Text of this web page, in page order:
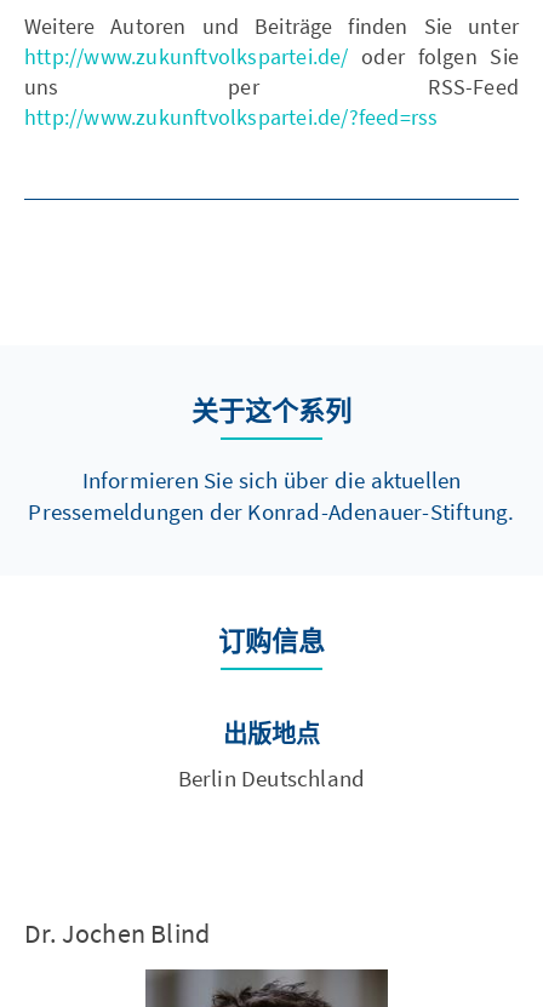
Weitere Autoren und Beiträge finden Sie unter
http://www.zukunftvolkspartei.de/ oder folgen Sie
uns per RSS-Feed
http://www.zukunftvolkspartei.de/?feed=rss
关于这个系列
Informieren Sie sich über die aktuellen
Pressemeldungen der Konrad-Adenauer-Stiftung.
订购信息
出版地点
Berlin Deutschland
Dr. Jochen Blind